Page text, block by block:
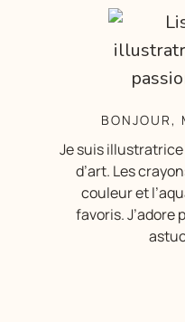
BONJOUR,
Je suis
d’art. Les
couleur et
favoris. J’adore